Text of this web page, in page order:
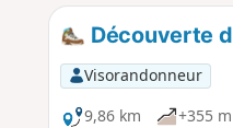
Découverte
Visorandonneur
9,86 km
+355 m